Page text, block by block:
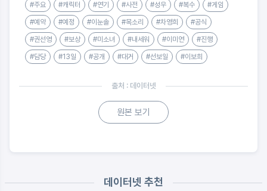
#주요 #캐릭터 #연기 #사전 #성우 #복수 #게임
#예약 #예정 #이눈솔 #목소리 #차영희 #공식
#권선영 #보상 #미소녀 #내세워 #이미연 #진행
#담당 #13일 #공개 #대거 #선보일 #이보희
출처 : 데이터넷
원본 보기
데이터넷 추천